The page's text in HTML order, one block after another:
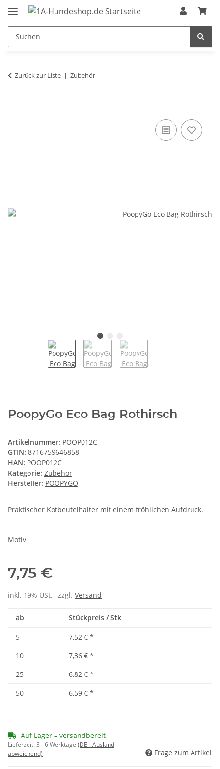
Zurück zur Liste Zubehör
PoopyGo Eco Bag Rothirsch
Artikelnummer: POOP012C
GTIN: 8716759646858
HAN: POOP012C
Kategorie: Zubehör
Hersteller: POOPYGO
Praktischer Kotbeutelhalter mit einem fröhlichen Aufdruck.
Motiv
7,75 €
inkl. 19% USt. , zzgl. Versand
ab Stückpreis / Stk
5 7,52 € *
10
7,36 € *
25
6,82 € *
50
6,59 € *
Auf Lager – versandbereit
Lieferzeit:3 - 6 Werktage (DE - Ausland
abweichend)
Frage zum Artikel